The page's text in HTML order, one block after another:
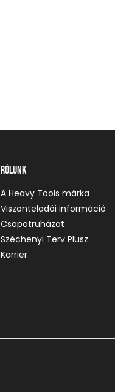
Rólunk
A Heavy Tools márka
Viszonteladói információ
Csapatruházat
Széchenyi Terv Plusz
Karrier